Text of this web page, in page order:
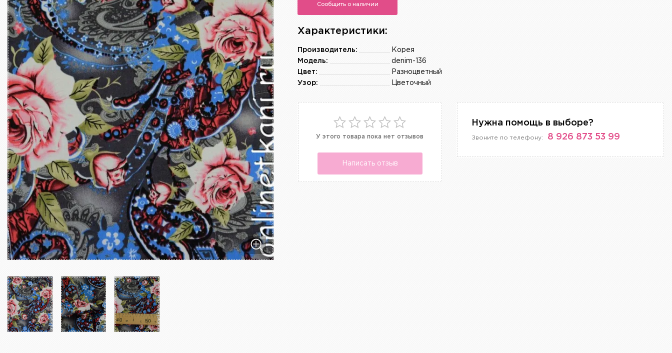
Сообщить о наличии
Характеристики:
Корея
Производитель:
denim-136
Модель:
Разноцветный
Цвет:
Цветочный
Узор:
У этого товара пока нет отзывов
Написать отзыв
Нужна помощь в выборе?
Звоните по телефону: 8 926 873 53 99